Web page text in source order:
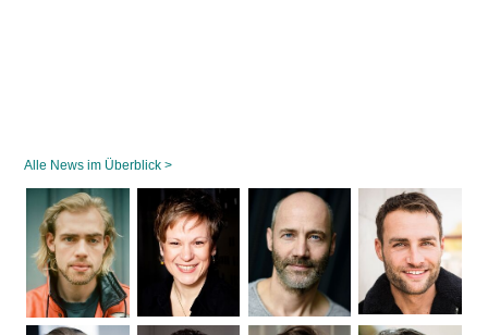
Alle News im Überblick >
Navigation
überspringen